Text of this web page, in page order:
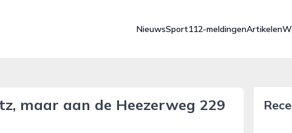
NieuwsSport112-meldingenArtikelen
maar aan de Heezerweg 229